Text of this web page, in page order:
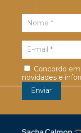
Concordo
novidades e